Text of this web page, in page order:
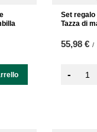
Set regalo
Tazza di
55,98 € /
-